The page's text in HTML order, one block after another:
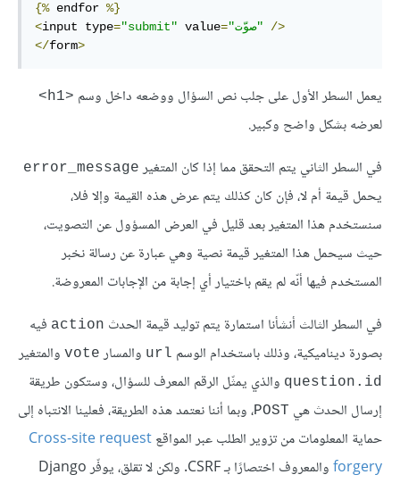
{% endfor %}
<input type="submit" value= "صوّت"
/>
</form>
يعمل السطر الأول على جلب نص السؤال ووضعه داخل وسم <h1>
لعرضه بشكل واضح وكبير.
في السطر الثاني يتم التحقق مما إذا كان المتغير error_message
يحمل قيمة أم ﻻ، فإن كان كذلك يتم عرض هذه القيمة وإلا فلا،
سنستخدم هذا المتغير بعد قليل في العرض المسؤول عن التصويت،
حيث سيحمل هذا المتغير قيمة نصية وهي عبارة عن رسالة نخبر
المستخدم فيها أنّه لم يقم باختيار أي إجابة من الإجابات المعروضة.
في السطر الثالث أنشأنا استمارة يتم توليد قيمة الحدث action فيه
بصورة ديناميكية، وذلك باستخدام الوسم url والمسار vote والمتغير
question.id والذي يمثّل الرقم المعرف للسؤال، وستكون طريقة
إرسال الحدث هي POST، وبما أننا نعتمد هذه الطريقة، فعلينا الانتباه إلى
حماية المعلومات من تزوير الطلب عبر المواقعCross-site request
forgery
والمعروف اختصارًا بـ CSRF. ولكن لا تقلق، يوفّر Django